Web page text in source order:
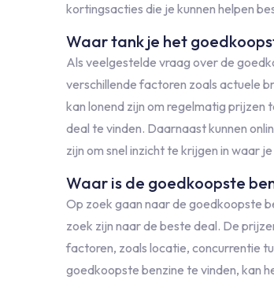
kortingsacties die je kunnen helpen
Waar tank je het
Als veelgestelde vraag over de
verschillende factoren zoals actuele
kan lonend zijn om regelmatig prijzen
deal te vinden. Daarnaast kunnen
zijn om snel inzicht te krijgen in waar
Waar is de goedkoopste
Op zoek gaan naar de goedkoopste
zoek zijn naar de beste deal. De
factoren, zoals locatie, concurrentie
goedkoopste benzine te vinden, kan